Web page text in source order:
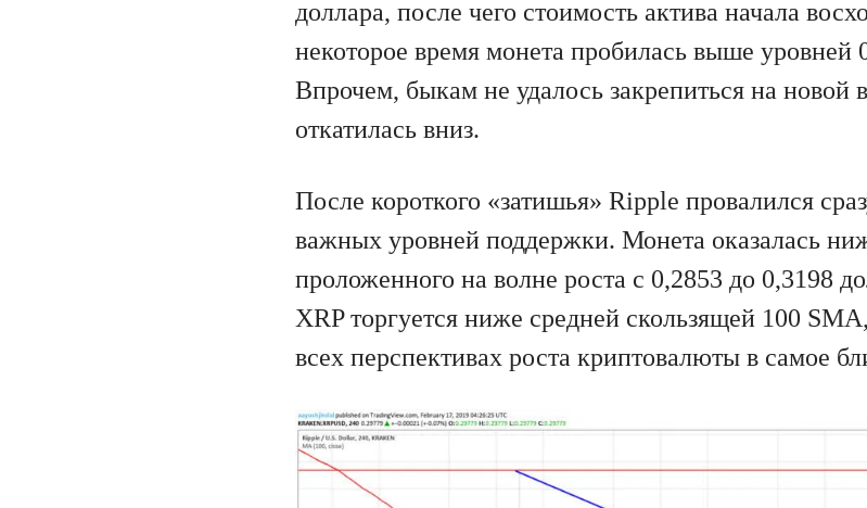
доллара, после чего стоимость актива начала
некоторое время монета пробилась выше уровней
Впрочем, быкам не удалось закрепиться на новой
откатилась вниз.
После короткого «затишья» Ripple провалился
важных уровней поддержки. Монета оказалась
проложенного на волне роста с 0,2853 до 0,3198
XRP торгуется ниже средней скользящей 100
всех перспективах роста криптовалюты в самое